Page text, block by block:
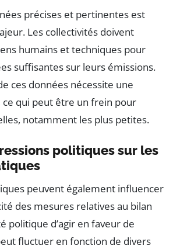
précises et pertinentes est
Les collectivités doivent
humains et techniques pour
suffisantes sur leurs émissions.
ces données nécessite une
qui peut être un frein pour
notamment les plus petites.
politiques sur les
peuvent également influencer
des mesures relatives au bilan
politique d’agir en faveur de
fluctuer en fonction de divers